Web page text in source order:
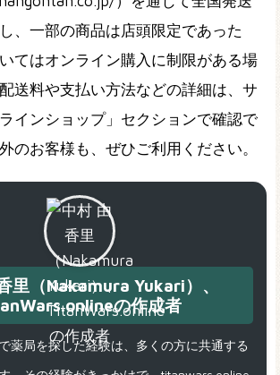
、一部の商品は店頭限定であった
てはオンライン購入に制限がある場
送料や支払い方法などの詳細は、サ
インショップ」セクションで確認で
のお客様も、ぜひご利用ください。
里（Nakamura Yukari）、
の作成者
薬局を探した経験は、多くの方に共通する